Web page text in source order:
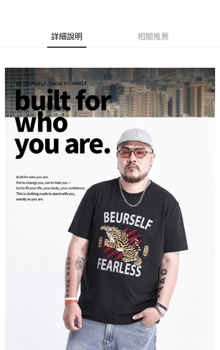
ATM／網路銀行／等多元方式進行付款，方視為交易完成。
※ 請注意：結帳手續完成當下不需立刻繳費，但若您需要取消訂單，請聯絡
購買商品的店家。未經商家同意取消之訂單仍視為有效，需透過AFTEE先享
※ 交易是否成功請以「AFTEE先享後付 」之結帳頁面顯示為準，若有關於
是否繳費成功／繳費後需取消欲退款等相關疑問，請聯繫「AFTEE先享後付
客戶支援中心」https://netprotections.freshdesk.com/support/home
【注意事項】
１．透過由恩沛科技股份有限公司提供之「AFTEE先享後付」服務完成之交
易，需依本服務之必要範圍內提供個人資料，並將交易相關給付款項請求債
權轉讓予恩沛科技股份有限公司。
２．關於個人資料處理事宜，請瀏覽以下網址：
https://aftee.tw/terms/#terms3
３．未成年的使用者請事先徵得法定代理人或監護人之同意方可使用
「AFTEE先享後付」，若未經同意申辦者引起之損失，本公司不負相關責
４．使用「AFTEE先享後付」時，將依據個別帳號之用戶狀況，依本公司即
時審查核予不同之上限額度；若仍有額度不足之情形，本公司將視審查結果
請求用戶進行身份認證。
５．嚴禁一人註冊多個帳號或使用他人資訊註冊。若發現惡意使用之情形，
恩沛科技股份有限公司將有權停止該用戶之使用額度並採取法律行動。
每筆NT$80，滿NT$1,200(含以上)免運費
詳細說明 相關推薦